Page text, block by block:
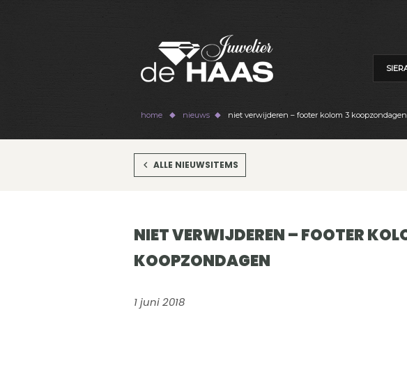
home nieuws niet verwijderen – footer kolom 3 koopzondagen
ALLE NIEUWSITEMS
NIET VERWIJDEREN – FOOTER
KOOPZONDAGEN
1 juni 2018